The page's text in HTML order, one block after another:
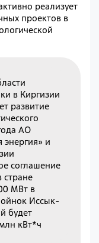
реализует
проектов в
в Киргизии
развитие
АО
энергия» и
соглашение
стране
МВт в
Иссык-
будет
кВт*ч